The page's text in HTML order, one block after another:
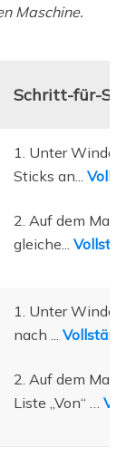
Maschine.
Schritt-für-
1. Unter
Sticks an...
2. Auf dem
gleiche...
1. Unter
nach ...
2. Auf dem
Liste „Von“ …